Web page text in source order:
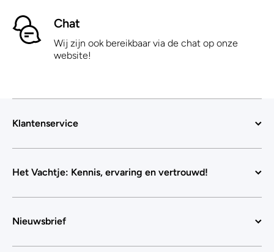
Chat
Wij zijn ook bereikbaar via de chat op onze
website!
Klantenservice
Het Vachtje: Kennis, ervaring en vertrouwd!
Nieuwsbrief